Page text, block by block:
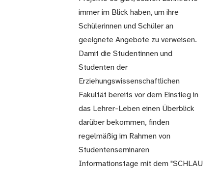
immer im Blick haben, um ihre
Schülerinnen und Schüler an
geeignete Angebote zu verweisen.
Damit die Studentinnen und
Studenten der
Erziehungswissenschaftlichen
Fakultät bereits vor dem Einstieg in
das Lehrer-Leben einen Überblick
darüber bekommen, finden
regelmäßig im Rahmen von
Studenten­seminaren
Informationstage mit dem "SCHLAU